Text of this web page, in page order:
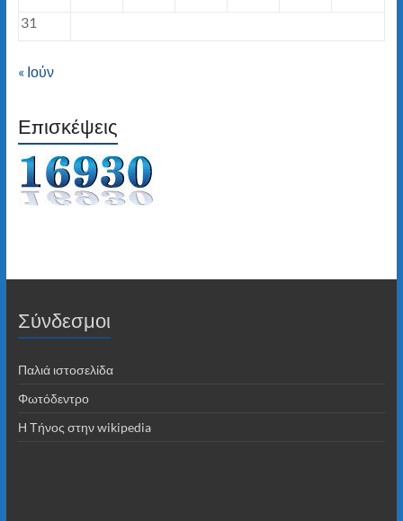
31
« Ιούν
Επισκέψεις
Σύνδεσμοι
Παλιά ιστοσελίδα
Φωτόδεντρο
Η Τήνος στην wikipedia